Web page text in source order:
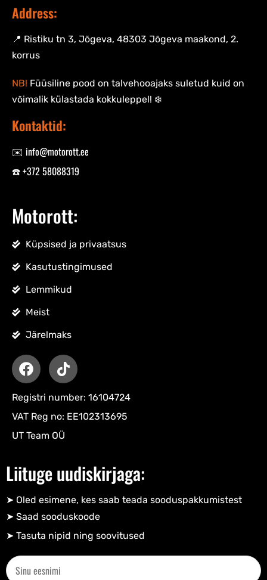
Address:
📍 Ristiku tn 3, Jõgeva, 48303 Jõgeva maakond, 2.
korrus
NB! Füüsiline pood on talvehooajaks suletud kuid on
võimalik külastada kokkuleppel! ❄️
Kontaktid:
✉️ info@motorott.ee
☎️ +372 58088319
Motorott:
Küpsised ja privaatsus
Kasutustingimused
Lemmikud
Meist
Järelmaks
Registri number: 16104724
VAT Reg no: EE102313695
UT Team OÜ
Liituge uudiskirjaga:
➤ Oled esimene, kes saab teada sooduspakkumistest
➤ Saad sooduskoode​
➤ Tasuta nipid ning soovitused​